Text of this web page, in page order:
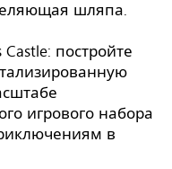
шляпа.
постройте
игрового набора
в